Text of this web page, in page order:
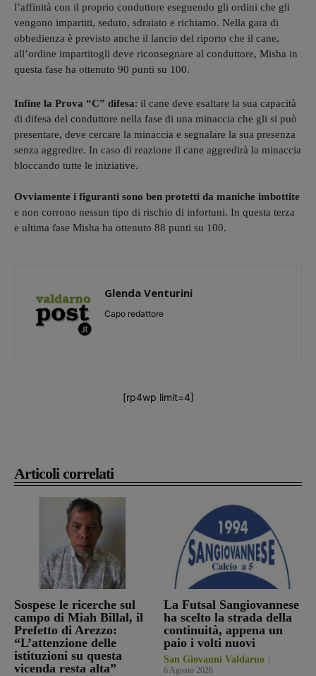
Articoli correlati
Sospese le ricerche sul
campo di Miah Billal, il
Prefetto di Arezzo:
“L’attenzione delle
istituzioni su questa
vicenda resta alta”
La Futsal Sangiovannese
ha scelto la strada della
continuità, appena un
paio i volti nuovi
San Giovanni Valdarno
6 Agosto 2026
l’affinità con il proprio conduttore eseguendo gli ordini che gli
vengono impartiti, seduto, sdraiato e richiamo. Nella gara di
obbedienza è previsto anche il lancio del riporto che il cane,
all’ordine impartitogli deve riconsegnare al conduttore, Misha in
questa fase ha ottenuto 90 punti su 100.
Infine la Prova “C” difesa: il cane deve esaltare la sua capacità
di difesa del conduttore nella fase di una minaccia che gli si può
presentare, deve cercare la minaccia e segnalare la sua presenza
senza aggredire. In caso di reazione il cane aggredirà la minaccia
bloccando tutte le iniziative.
Ovviamente i figuranti sono ben protetti da maniche imbottite
e non corrono nessun tipo di rischio di infortuni. In questa terza
e ultima fase Misha ha ottenuto 88 punti su 100.
Glenda Venturini
Capo redattore
[rp4wp limit=4]